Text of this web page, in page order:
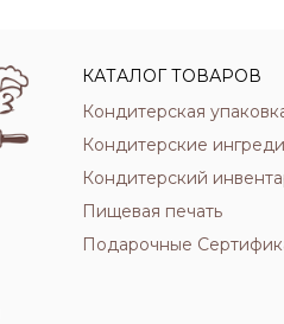
КАТАЛОГ ТОВАРОВ
Кондитерская
Кондитерские
Кондитерский
Пищевая печать
Подарочные